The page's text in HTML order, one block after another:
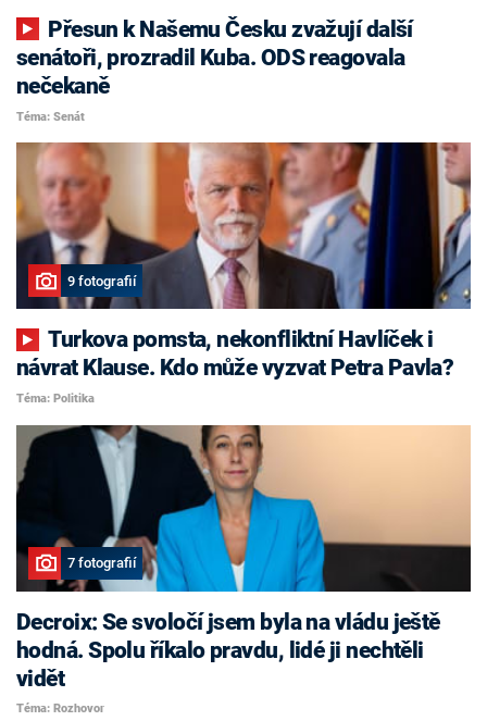
senátoři, prozradil Kuba. ODS reagovala
nečekaně
Téma: Senát
9 fotografií
Turkova pomsta, nekonfliktní Havlíček i
návrat Klause. Kdo může vyzvat Petra Pavla?
Téma: Politika
7 fotografií
Decroix: Se svoločí jsem byla na vládu ještě
hodná. Spolu říkalo pravdu, lidé ji nechtěli
vidět
Téma: Rozhovor